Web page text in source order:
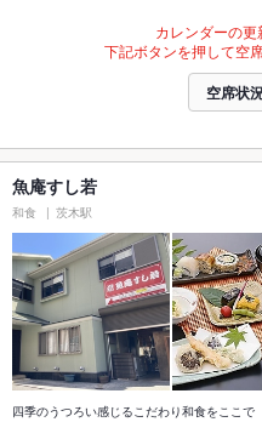
カレンダーの更
下記ボタンを押して空
空席状
魚庵すし若
和食 茨木駅
四季のうつろい感じるこだわり和食をここで